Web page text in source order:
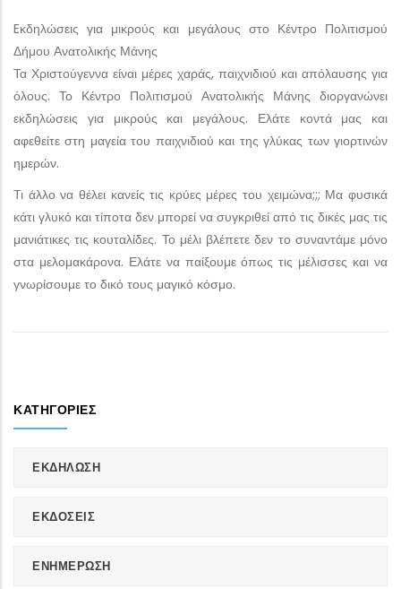
Eκδηλώσεις για μικρούς και μεγάλους στο Κέντρο Πολιτισμού
Δήμου Ανατολικής Μάνης
Τα Χριστούγεννα είναι μέρες χαράς, παιχνιδιού και απόλαυσης για
όλους. Το Κέντρο Πολιτισμού Ανατολικής Μάνης διοργανώνει
εκδηλώσεις για μικρούς και μεγάλους. Ελάτε κοντά μας και
αφεθείτε στη μαγεία του παιχνιδιού και της γλύκας των γιορτινών
ημερών.
Τι άλλο να θέλει κανείς τις κρύες μέρες του χειμώνα;;; Μα φυσικά
κάτι γλυκό και τίποτα δεν μπορεί να συγκριθεί από τις δικές μας τις
μανιάτικες τις κουταλίδες. Το μέλι βλέπετε δεν το συναντάμε μόνο
στα μελομακάρονα. Ελάτε να παίξουμε όπως τις μέλισσες και να
γνωρίσουμε το δικό τους μαγικό κόσμο.
ΚΑΤΗΓΟΡΊΕΣ
ΕΚΔΗΛΩΣΗ
ΕΚΔΟΣΕΙΣ
ΕΝΗΜΕΡΩΣΗ